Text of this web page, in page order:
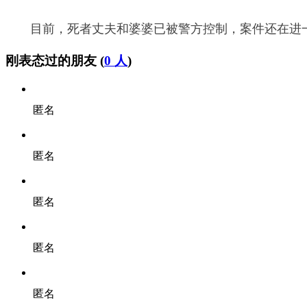
目前，死者丈夫和婆婆已被警方控制，案件还在进
刚表态过的朋友 (0 人)
匿名
匿名
匿名
匿名
匿名